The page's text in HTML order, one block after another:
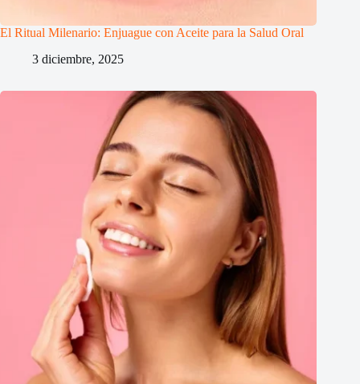
El Ritual Milenario: Enjuague con Aceite para la Salud Oral
3 diciembre, 2025